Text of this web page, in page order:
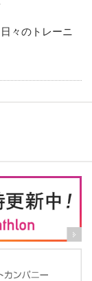
々のトレーニ